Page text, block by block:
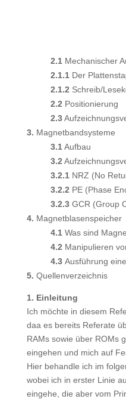
2.1Mechanischer
2.1.1Der
2.1.2 Schreib/
2.2 Positionierung
2.3
3. Magnetbandsysteme
3.1Aufbau
3.2
3.2.1NRZ (No
3.2.2 PE (Phase
3.2.3GCR (Group
4. Magnetblasenspeicher
4.1Was sind
4.2 Manipulieren
4.3 Ausführung
5. Quellenverzeichnis
1. Einleitung
Ich möchte in diesem
daa es bereits Referate
RAMs sowie über ROMs
eingehen und mich auf
Hier behandle ich im
wobei ich in erster Linie
eingehe, die aber vom